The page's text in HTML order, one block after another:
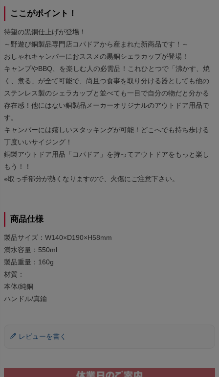
ここがポイント！
待望の黒銅仕上げが登場！
～野遊び銅製品専門店コパドアから産まれた新商品です！～
おしゃれキャンパーにおススメの黒銅シェラカップが登場！
キャンプやBBQ、を楽しむ人の必需品！これひとつで「沸かす、焼
く、煮る」が全て可能で、尚且つ食事を取り分ける器としても他の
ステンレス製のシェラカップと並べても一目で自分の物だと分かる
存在感！他にはない銅製品メーカーオリジナルのアウトドア用品で
す。
キャンパーには嬉しいスタッキングが可能！どこへでも持ち歩ける
丁度いいサイジング！
銅製アウトドア用品「コパドア」を持ってアウトドアをもっと楽し
もう！！
※取っ手部分が熱くなりますので、火傷にご注意下さい。
商品仕様
製品サイズ：W140×D190×H58mm
満水容量：550ml
製品重量：160g
材質：
本体/純銅
ハンドル/真鍮
レビューを書く